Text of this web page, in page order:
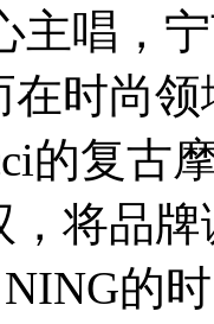
主唱，
时尚
的复古
，将品
的